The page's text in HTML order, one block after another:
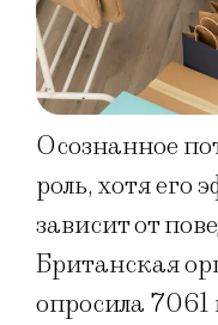
Осознанное
роль, хотя
зависит от
Британская
опросила